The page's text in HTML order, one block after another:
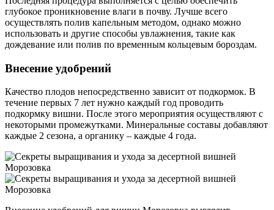
глубокое проникновение влаги в почву. Лучше всего
осуществлять полив капельным методом, однако можно
использовать и другие способы увлажнения, такие как
дождевание или полив по временным кольцевым бороздам.
Внесение удобрений
Качество плодов непосредственно зависит от подкормок. В
течение первых 7 лет нужно каждый год проводить
подкормку вишни. После этого мероприятия осуществляют с
некоторыми промежутками. Минеральные составы добавляют
каждые 2 сезона, а органику – каждые 4 года.